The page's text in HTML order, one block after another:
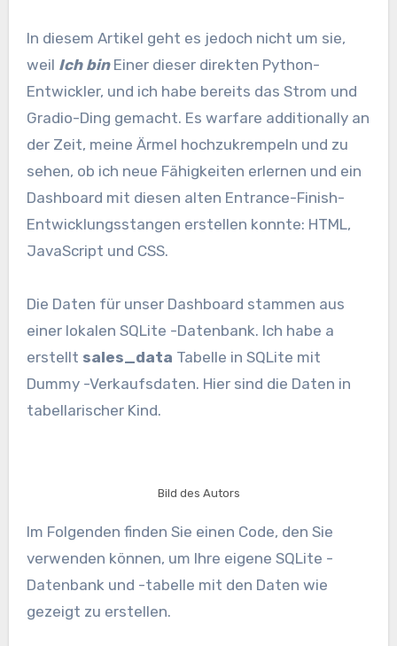
In diesem Artikel geht es jedoch nicht um sie,
weil Ich binEiner dieser direkten Python-
Entwickler, und ich habe bereits das Strom und
Gradio-Ding gemacht. Es warfare additionally an
der Zeit, meine Ärmel hochzukrempeln und zu
sehen, ob ich neue Fähigkeiten erlernen und ein
Dashboard mit diesen alten Entrance-Finish-
Entwicklungsstangen erstellen konnte: HTML,
JavaScript und CSS.
Die Daten für unser Dashboard stammen aus
einer lokalen SQLite -Datenbank. Ich habe a
erstellt sales_data Tabelle in SQLite mit
Dummy -Verkaufsdaten. Hier sind die Daten in
tabellarischer Kind.
Bild des Autors
Im Folgenden finden Sie einen Code, den Sie
verwenden können, um Ihre eigene SQLite -
Datenbank und -tabelle mit den Daten wie
gezeigt zu erstellen.